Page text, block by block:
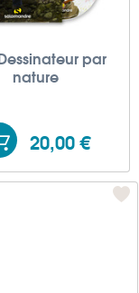
par
nature
20,00 €